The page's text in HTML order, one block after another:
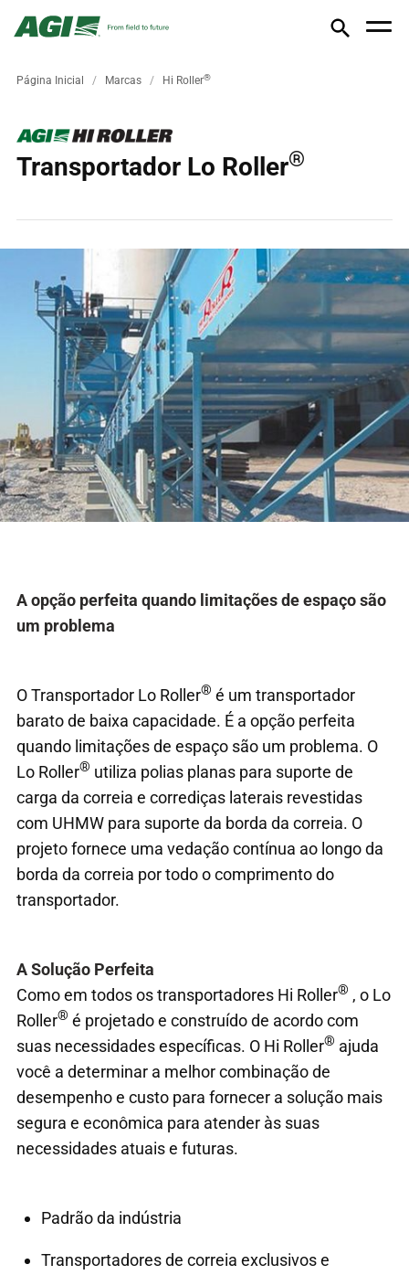
Página Inicial Marcas Hi Roller®
Transportador Lo Roller®
A opção perfeita quando limitações de espaço são
um problema
O Transportador Lo Roller® é um transportador
barato de baixa capacidade. É a opção perfeita
quando limitações de espaço são um problema. O
Lo Roller® utiliza polias planas para suporte de
carga da correia e corrediças laterais revestidas
com UHMW para suporte da borda da correia. O
projeto fornece uma vedação contínua ao longo da
borda da correia por todo o comprimento do
transportador.
A Solução Perfeita
Como em todos os transportadores Hi Roller® , o Lo
Roller® é projetado e construído de acordo com
suas necessidades específicas. O Hi Roller® ajuda
você a determinar a melhor combinação de
desempenho e custo para fornecer a solução mais
segura e econômica para atender às suas
necessidades atuais e futuras.
Padrão da indústria
Transportadores de correia exclusivos e